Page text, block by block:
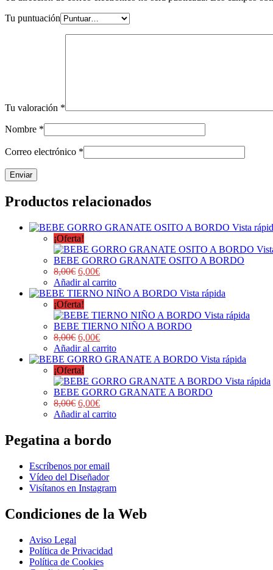
Tu puntuación
Tu valoración *
Nombre *
Correo electrónico *
Productos relacionados
Vista
¡Oferta!
BEBE GORRO GRANATE OSITO A BORDO
8,00€ 6,00€
Añadir al carrito
Vista rápida
¡Oferta!
Vista rápida
BEBE TIERNO NIÑO A BORDO
8,00€ 6,00€
Añadir al carrito
Vista rápida
¡Oferta!
Vista rápida
BEBE GORRO GRANATE A BORDO
8,00€ 6,00€
Añadir al carrito
Pegatina a bordo
Escríbenos por email
Vídeo del Diseñador
Visítanos en Instagram
Condiciones de la Web
Aviso Legal
Política de Privacidad
Política de Cookies